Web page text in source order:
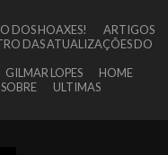
DOS HOAXES!
ARTIGOS
DAS ATUALIZAÇÕES DO
GILMAR LOPES
HOME
SOBRE ULTIMAS